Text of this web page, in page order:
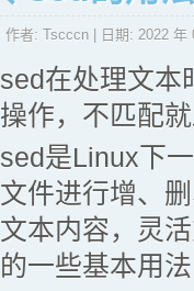
作者: Tscccn | 日期: 2022 年
sed在处理文本
操作，不匹配
sed是Linux下
文件进行增、
文本内容，灵
的一些基本用